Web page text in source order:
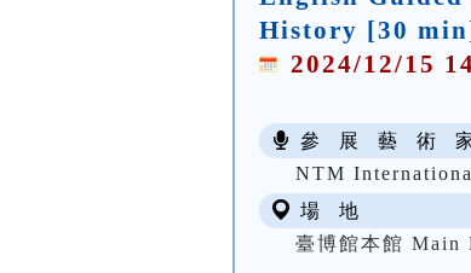
History [30
2024/12/15
參 展 藝 術
NTM
場 地
臺博館本館 Main